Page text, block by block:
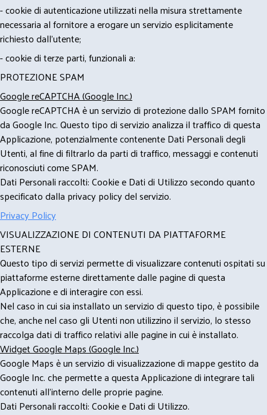
- cookie di autenticazione utilizzati nella misura strettamente
necessaria al fornitore a erogare un servizio esplicitamente
richiesto dall'utente;
- cookie di terze parti, funzionali a:
PROTEZIONE SPAM
Google reCAPTCHA (Google Inc.)
Google reCAPTCHA è un servizio di protezione dallo SPAM fornito
da Google Inc. Questo tipo di servizio analizza il traffico di questa
Applicazione, potenzialmente contenente Dati Personali degli
Utenti, al fine di filtrarlo da parti di traffico, messaggi e contenuti
riconosciuti come SPAM.
Dati Personali raccolti: Cookie e Dati di Utilizzo secondo quanto
specificato dalla privacy policy del servizio.
Privacy Policy
VISUALIZZAZIONE DI CONTENUTI DA PIATTAFORME
ESTERNE
Questo tipo di servizi permette di visualizzare contenuti ospitati su
piattaforme esterne direttamente dalle pagine di questa
Applicazione e di interagire con essi.
Nel caso in cui sia installato un servizio di questo tipo, è possibile
che, anche nel caso gli Utenti non utilizzino il servizio, lo stesso
raccolga dati di traffico relativi alle pagine in cui è installato.
Widget Google Maps (Google Inc.)
Google Maps è un servizio di visualizzazione di mappe gestito da
Google Inc. che permette a questa Applicazione di integrare tali
contenuti all'interno delle proprie pagine.
Dati Personali raccolti: Cookie e Dati di Utilizzo.